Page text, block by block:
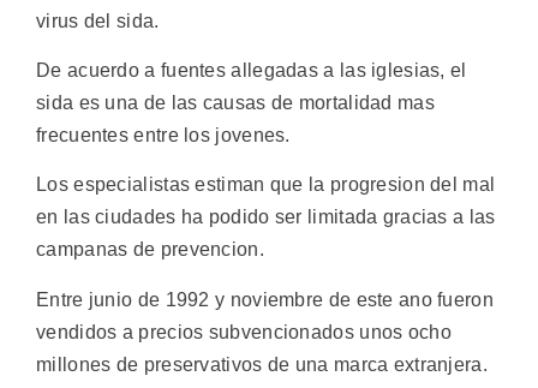
virus del sida.
De acuerdo a fuentes allegadas a las iglesias, el
sida es una de las causas de mortalidad mas
frecuentes entre los jovenes.
Los especialistas estiman que la progresion del mal
en las ciudades ha podido ser limitada gracias a las
campanas de prevencion.
Entre junio de 1992 y noviembre de este ano fueron
vendidos a precios subvencionados unos ocho
millones de preservativos de una marca extranjera.